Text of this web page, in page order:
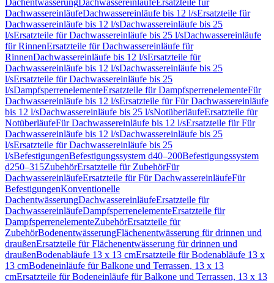
DachentwässerungDachwassereinläufeErsatzteile für
DachwassereinläufeDachwassereinläufe bis 12 l/sErsatzteile für
Dachwassereinläufe bis 12 l/sDachwassereinläufe bis 25
l/sErsatzteile für Dachwassereinläufe bis 25 l/sDachwassereinläufe
für RinnenErsatzteile für Dachwassereinläufe für
RinnenDachwassereinläufe bis 12 l/sErsatzteile für
Dachwassereinläufe bis 12 l/sDachwassereinläufe bis 25
l/sErsatzteile für Dachwassereinläufe bis 25
l/sDampfsperrenelementeErsatzteile für DampfsperrenelementeFür
Dachwassereinläufe bis 12 l/sErsatzteile für Für Dachwassereinläufe
bis 12 l/sDachwassereinläufe bis 25 l/sNotüberläufeErsatzteile für
NotüberläufeFür Dachwassereinläufe bis 12 l/sErsatzteile für Für
Dachwassereinläufe bis 12 l/sDachwassereinläufe bis 25
l/sErsatzteile für Dachwassereinläufe bis 25
l/sBefestigungenBefestigungssystem d40–200Befestigungssystem
d250–315ZubehörErsatzteile für ZubehörFür
DachwassereinläufeErsatzteile für Für DachwassereinläufeFür
BefestigungenKonventionelle
DachentwässerungDachwassereinläufeErsatzteile für
DachwassereinläufeDampfsperrenelementeErsatzteile für
DampfsperrenelementeZubehörErsatzteile für
ZubehörBodenentwässerungFlächenentwässerung für drinnen und
draußenErsatzteile für Flächenentwässerung für drinnen und
draußenBodenabläufe 13 x 13 cmErsatzteile für Bodenabläufe 13 x
13 cmBodeneinläufe für Balkone und Terrassen, 13 x 13
cmErsatzteile für Bodeneinläufe für Balkone und Terrassen, 13 x 13